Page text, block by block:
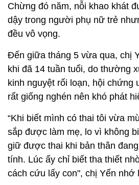
Chừng đó năm, nỗi khao khát
dậy trong người phụ nữ trẻ
đều vô vọng.
Đến giữa tháng 5 vừa qua, chị
khi đã 14 tuần tuổi, do thường
kinh nguyệt rối loạn, hội chứng
rất giống nghén nên khó phát
“Khi biết mình có thai tôi vừa
sắp được làm mẹ, lo vì không
giữ được thai khi bản thân
tính. Lúc ấy chỉ biết tha thiết
cách cứu lấy con", chị Yến nhớ